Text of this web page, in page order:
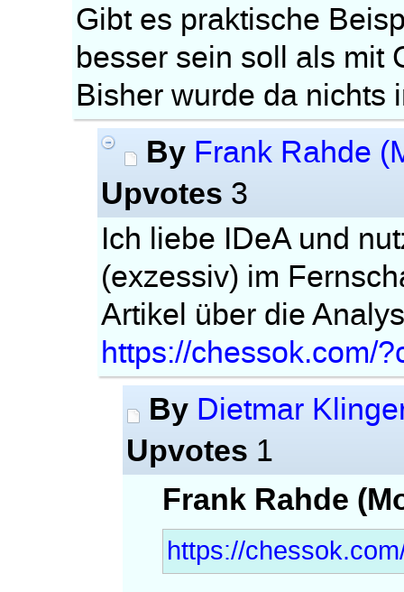
Gibt es praktische
besser sein soll als mit
Bisher wurde da nichts
By Frank Rahde
Upvotes 3
Ich liebe IDeA und
(exzessiv) im
Artikel über die
https://chessok.com/
By Dietmar
Upvotes 1
Frank Rahde
https://